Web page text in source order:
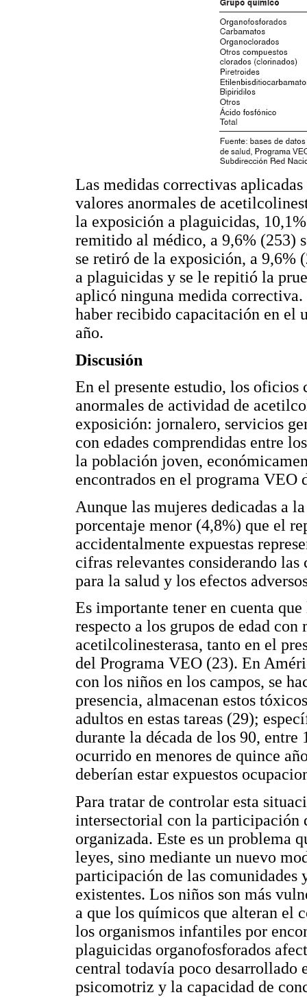
Las medidas correctivas
valores anormales de
la exposición a plaguicidas,
remitido al médico, a 9,6% (253)
se retiró de la exposición, a 9,6%
a plaguicidas y se le repitió la
aplicó ninguna medida
haber recibido capacitación en el
año.
Discusión
En el presente estudio, los
anormales de actividad de
exposición: jornalero, servicios
con edades comprendidas entre
la población joven,
encontrados en el programa VEO
Aunque las mujeres dedicadas a
porcentaje menor (4,8%) que el
accidentalmente expuestas
cifras relevantes considerando
para la salud y los efectos
Es importante tener en cuenta
respecto a los grupos de edad
acetilcolinesterasa, tanto en el
del Programa VEO (23). En
con los niños en los campos, se
presencia, almacenan estos
adultos en estas tareas (29);
durante la década de los 90,
ocurrido en menores de quince
deberían estar expuestos
Para tratar de controlar esta
intersectorial con la participación
organizada. Este es un problema
leyes, sino mediante un nuevo
participación de las
existentes. Los niños son más
a que los químicos que alteran el
los organismos infantiles por
plaguicidas organofosforados
central todavía poco
psicomotriz y la capacidad de